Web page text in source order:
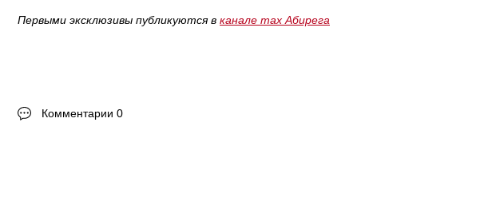
Первыми эксклюзивы публикуются в канале max Абирега
Комментарии 0